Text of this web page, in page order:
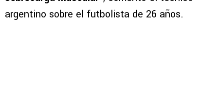
argentino sobre el futbolista de 26 años.